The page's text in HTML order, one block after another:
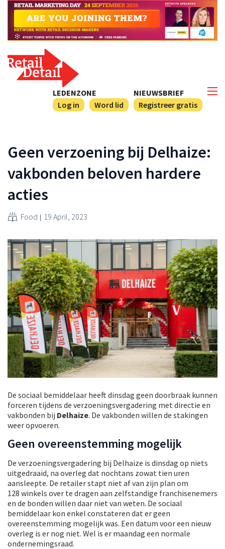
NIEUWSBRIEF
Registreer gratis
LEDENZONE
Log in
Word lid
Geen verzoening bij Delhaize:
vakbonden beloven hardere
acties
Food 19 April, 2023
De sociaal bemiddelaar heeft dinsdag geen doorbraak kunnen
forceren tijdens de verzoeningsvergadering met directie en
vakbonden bij Delhaize. De vakbonden willen de stakingen
weer opvoeren.
Geen overeenstemming mogelijk
De verzoeningsvergadering bij Delhaize is dinsdag op niets
uitgedraaid, na overleg dat nochtans zowat tien uren
aansleepte. De retailer stapt niet af van zijn plan om
128 winkels over te dragen aan zelfstandige franchisenemers
en de bonden willen daar niet van weten. De sociaal
bemiddelaar kon enkel constateren dat er geen
overeenstemming mogelijk was. Een datum voor een nieuw
overleg is er nog niet. Wel is er maandag een normale
ondernemingsraad.